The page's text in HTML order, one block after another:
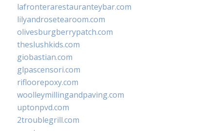
lafronterarestauranteybar.com
lilyandrosetearoom.com
olivesburgberrypatch.com
theslushkids.com
giobastian.com
glpascensori.com
rifloorepoxy.com
woolleymillingandpaving.com
uptonpvd.com
2troublegrill.com